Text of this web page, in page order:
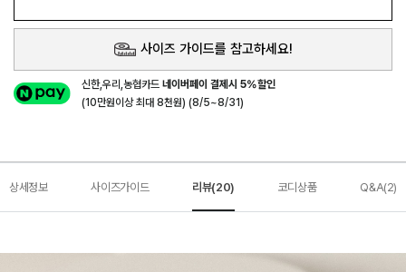
사이즈 가이드를 참고하세요!
신한,우리,농협카드네이버페이 결제시 5%할인
(10만원이상 최대 8천원) (8/5~8/31)
상세정보 사이즈가이드 리뷰(20) 코디상품 Q&A(2)